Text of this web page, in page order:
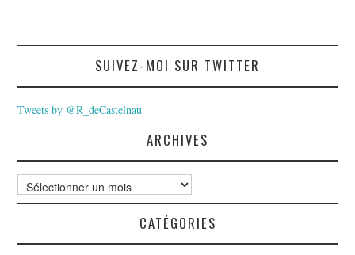
SUIVEZ-MOI SUR TWITTER
Tweets by @R_deCastelnau
ARCHIVES
Archives
CATÉGORIES